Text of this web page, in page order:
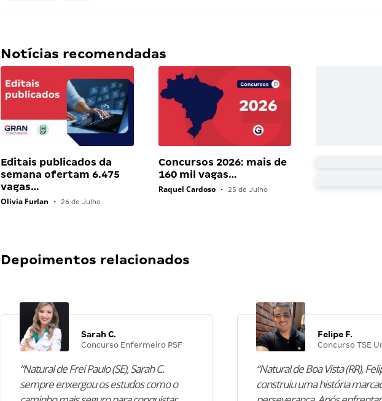
Notícias recomendadas
Editais publicados da
semana ofertam 6.475
vagas…
Olivia Furlan • 26 de Julho
Concursos 2026: mais de
160 mil vagas…
Raquel Cardoso • 25 de Julho
Depoimentos relacionados
Sarah C.
Concurso Enfermeiro PSF
“Natural de Frei Paulo (SE), Sarah C.
sempre enxergou os estudos como o
Felipe F.
Concurso TSE
“Natural de Boa Vista (RR),
construiu uma história